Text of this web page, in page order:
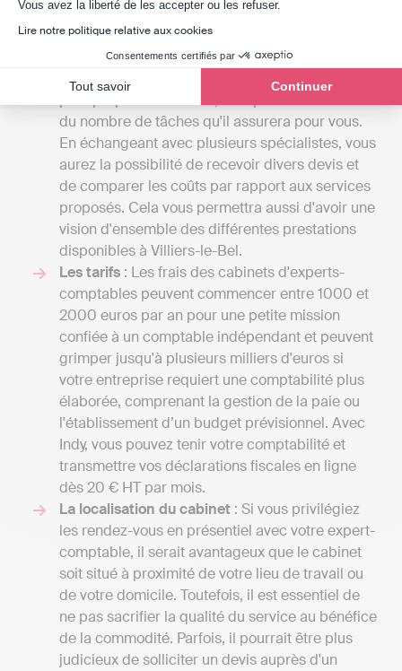
Vous avez la liberté de les accepter ou les refuser.
Lire notre politique relative aux cookies
Consentements certifiés par
Tout savoir Continuer
par un cabinet d'expert-comptable peut
grandement varier en fonction du détail du
contrat que vous établirez avec eux. L'étendue
des services qu'un cabinet d’expert-comptable
peut proposer est vaste, et le prix sera fonction
du nombre de tâches qu'il assurera pour vous.
En échangeant avec plusieurs spécialistes, vous
aurez la possibilité de recevoir divers devis et
de comparer les coûts par rapport aux services
proposés. Cela vous permettra aussi d'avoir une
vision d'ensemble des différentes prestations
disponibles à Villiers-le-Bel.
Les tarifs : Les frais des cabinets d'experts-
comptables peuvent commencer entre 1000 et
2000 euros par an pour une petite mission
confiée à un comptable indépendant et peuvent
grimper jusqu'à plusieurs milliers d'euros si
votre entreprise requiert une comptabilité plus
élaborée, comprenant la gestion de la paie ou
l'établissement d’un budget prévisionnel. Avec
Indy, vous pouvez tenir votre comptabilité et
transmettre vos déclarations fiscales en ligne
dès 20 € HT par mois.
La localisation du cabinet : Si vous privilégiez
les rendez-vous en présentiel avec votre expert-
comptable, il serait avantageux que le cabinet
soit situé à proximité de votre lieu de travail ou
de votre domicile. Toutefois, il est essentiel de
ne pas sacrifier la qualité du service au bénéfice
de la commodité. Parfois, il pourrait être plus
judicieux de solliciter un devis auprès d'un